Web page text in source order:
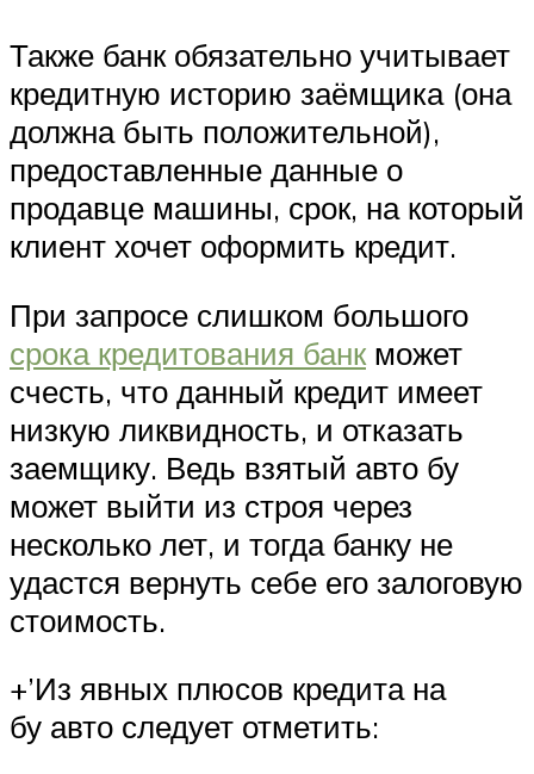
Также банк обязательно учитывает
кредитную историю заёмщика (она
должна быть положительной),
предоставленные данные о
продавце машины, срок, на который
клиент хочет оформить кредит.
При запросе слишком большого
срока кредитования банк может
счесть, что данный кредит имеет
низкую ликвидность, и отказать
заемщику. Ведь взятый авто бу
может выйти из строя через
несколько лет, и тогда банку не
удастся вернуть себе его залоговую
стоимость.
+’Из явных плюсов кредита на
бу авто следует отметить: